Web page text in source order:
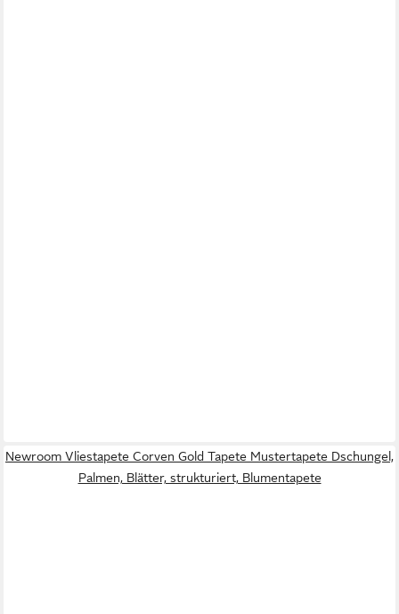
Newroom Vliestapete Corven Gold Tapete Mustertapete Dschungel,
Palmen, Blätter, strukturiert, Blumentapete